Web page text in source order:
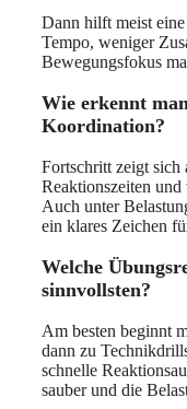
Dann hilft meist
Tempo, weniger
Bewegungsfokus
Wie erkennt
Koordination?
Fortschritt zeigt sich
Reaktionszeiten
Auch unter
ein klares Zeichen
Welche
sinnvollsten?
Am besten beginnt
dann zu
schnelle
sauber und die